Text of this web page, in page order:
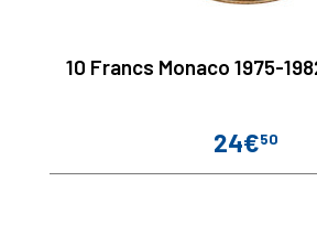
10 Francs Monaco 1975-
Prix
24€50